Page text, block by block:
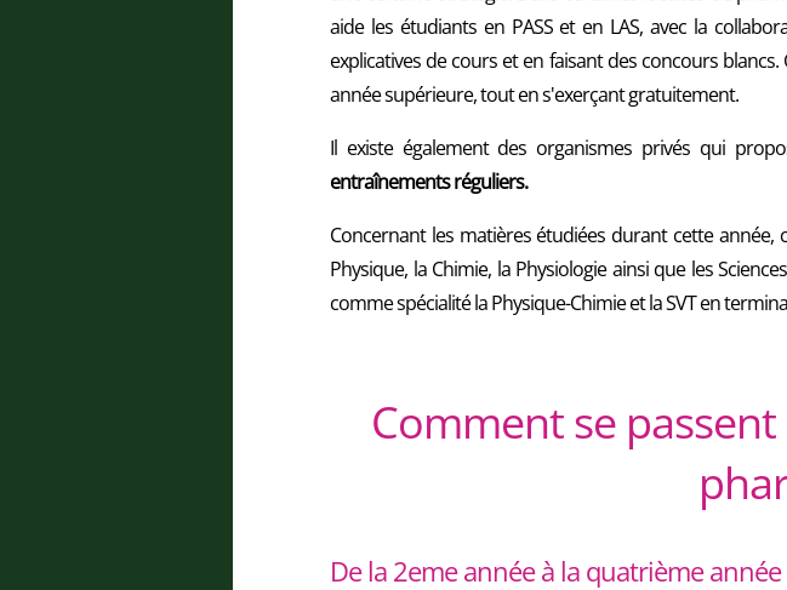
aide les étudiants en PASS et en LAS, avec la
explicatives de cours et en faisant des concours
année supérieure, tout en s'exerçant gratuitement.
Il existe également des organismes privés qui
entraînements réguliers.
Concernant les matières étudiées durant cette année,
Physique, la Chimie, la Physiologie ainsi que les
comme spécialité la Physique-Chimie et la SVT en
Comment se
De la 2eme année à la quatrième